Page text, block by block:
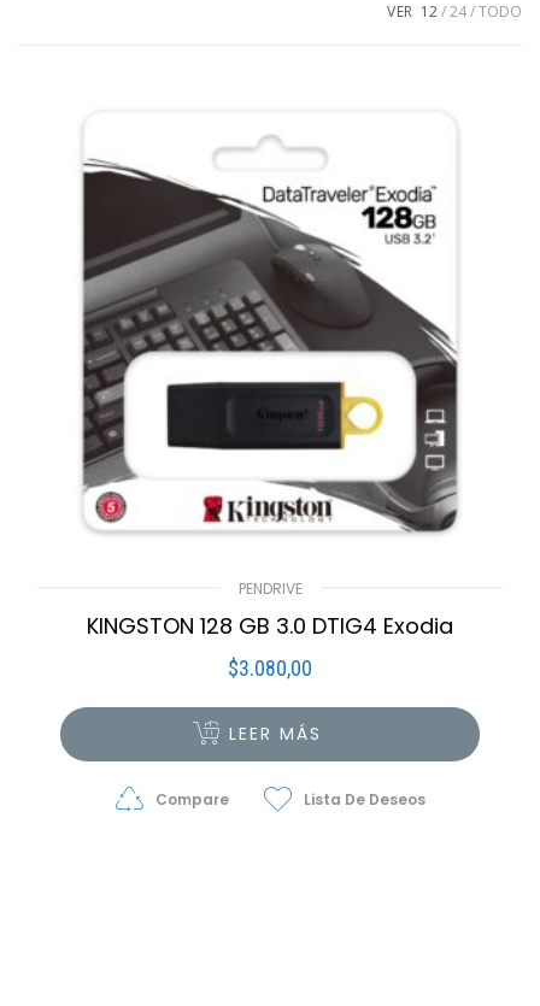
VER 12 24 TODO
PENDRIVE
KINGSTON 128 GB 3.0 DTIG4 Exodia
$3.080,00
LEER MÁS
Compare Lista De Deseos